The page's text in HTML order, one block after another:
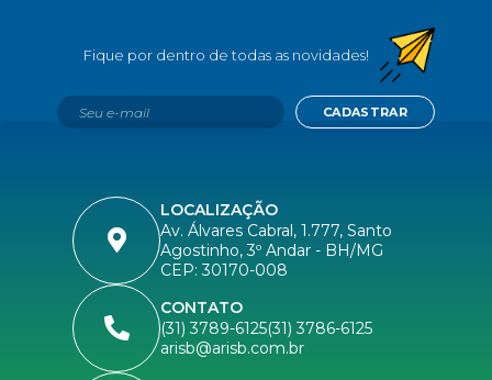
LOCALIZAÇÃO
Av. Álvares Cabral, 1.777, Santo
Agostinho, 3º Andar - BH/MG
CEP: 30170-008
CONTATO
(31) 3789-6125(31) 3786-6125
arisb@arisb.com.br
CADASTRAR